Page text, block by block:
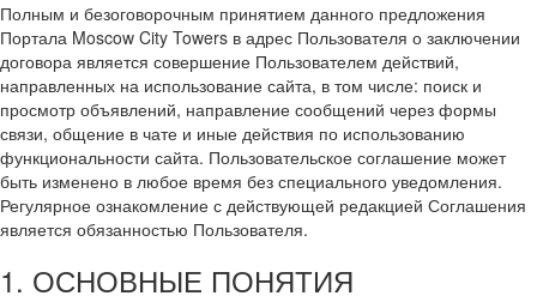
Полным и безоговорочным принятием данного предложения
Портала Moscow City Towers в адрес Пользователя о заключении
договора является совершение Пользователем действий,
направленных на использование сайта, в том числе: поиск и
просмотр объявлений, направление сообщений через формы
связи, общение в чате и иные действия по использованию
функциональности сайта. Пользовательское соглашение может
быть изменено в любое время без специального уведомления.
Регулярное ознакомление с действующей редакцией Соглашения
является обязанностью Пользователя.
1. ОСНОВНЫЕ ПОНЯТИЯ